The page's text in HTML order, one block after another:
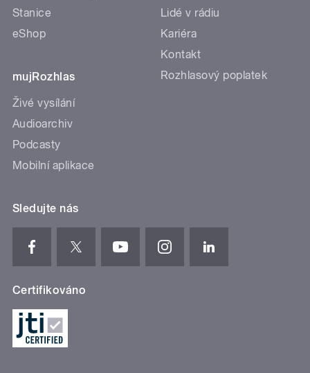
Stanice
eShop
mujRozhlas
Živé vysílání
Audioarchiv
Podcasty
Mobilní aplikace
Lidé v rádiu
Kariéra
Kontakt
Rozhlasový poplatek
Sledujte nás
Certifikováno